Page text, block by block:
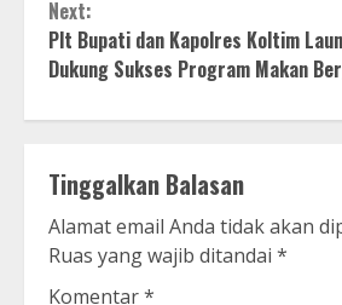
Next:
Plt Bupati dan Kapolres Koltim
Dukung Sukses Program Makan
Tinggalkan Balasan
Alamat email Anda tidak akan
Ruas yang wajib ditandai *
Komentar*